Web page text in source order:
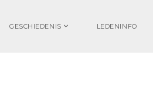
GESCHIEDENIS LEDENINFO